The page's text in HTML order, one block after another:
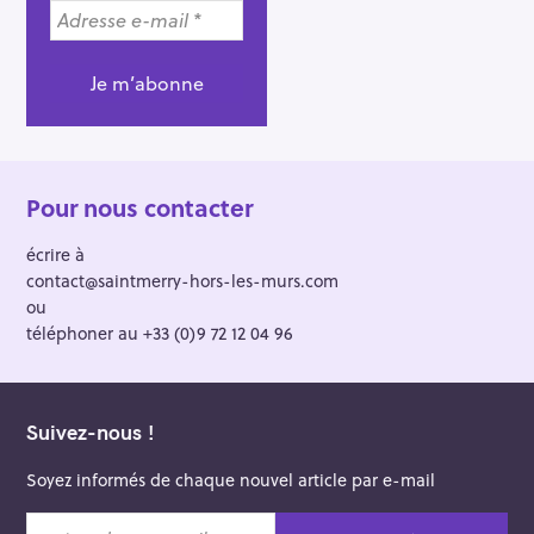
Pour nous contacter
écrire à
contact@saintmerry-hors-les-murs.com
ou
téléphoner au +33 (0)9 72 12 04 96
Suivez-nous !
Soyez informés de chaque nouvel article par e-mail